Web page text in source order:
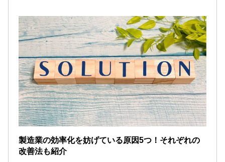
製造業の効率化を妨げている原因5つ！それぞれの
改善法も紹介